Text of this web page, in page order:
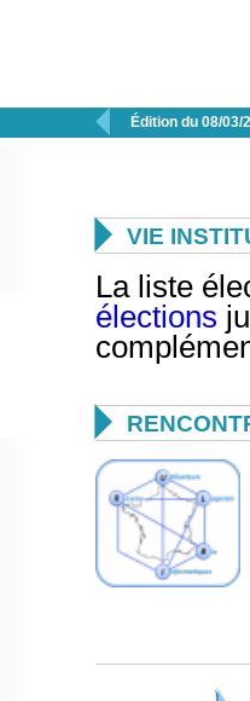
 Édition du 08/03/
 VIE
La liste
élections
